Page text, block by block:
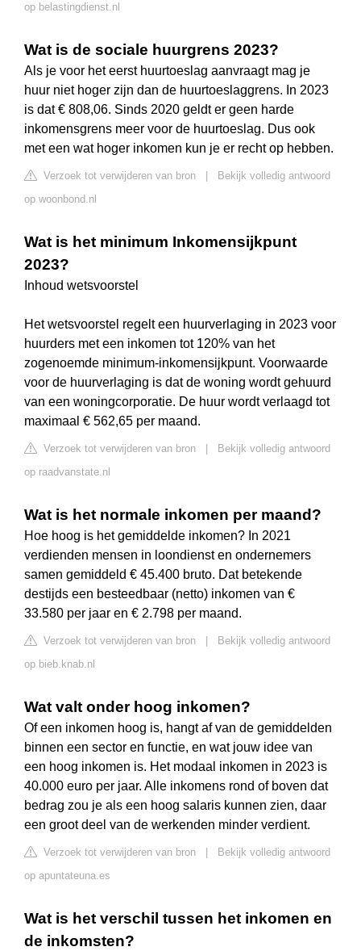
op belastingdienst.nl
Wat is de sociale huurgrens 2023?
Als je voor het eerst huurtoeslag aanvraagt mag je
huur niet hoger zijn dan de huurtoeslaggrens. In 2023
is dat € 808,06. Sinds 2020 geldt er geen harde
inkomensgrens meer voor de huurtoeslag. Dus ook
met een wat hoger inkomen kun je er recht op hebben.
Verzoek tot verwijderen van bron
Bekijk volledig antwoord
op woonbond.nl
Wat is het minimum Inkomensijkpunt
2023?
Inhoud wetsvoorstel
Het wetsvoorstel regelt een huurverlaging in 2023 voor
huurders met een inkomen tot 120% van het
zogenoemde minimum-inkomensijkpunt. Voorwaarde
voor de huurverlaging is dat de woning wordt gehuurd
van een woningcorporatie. De huur wordt verlaagd tot
maximaal € 562,65 per maand.
Verzoek tot verwijderen van bron
Bekijk volledig antwoord
op raadvanstate.nl
Wat is het normale inkomen per maand?
Hoe hoog is het gemiddelde inkomen? In 2021
verdienden mensen in loondienst en ondernemers
samen gemiddeld € 45.400 bruto. Dat betekende
destijds een besteedbaar (netto) inkomen van €
33.580 per jaar en € 2.798 per maand.
Verzoek tot verwijderen van bron
Bekijk volledig antwoord
op bieb.knab.nl
Wat valt onder hoog inkomen?
Of een inkomen hoog is, hangt af van de gemiddelden
binnen een sector en functie, en wat jouw idee van
een hoog inkomen is. Het modaal inkomen in 2023 is
40.000 euro per jaar. Alle inkomens rond of boven dat
bedrag zou je als een hoog salaris kunnen zien, daar
een groot deel van de werkenden minder verdient.
Verzoek tot verwijderen van bron
Bekijk volledig antwoord
op apuntateuna.es
Wat is het verschil tussen het inkomen en
de inkomsten?